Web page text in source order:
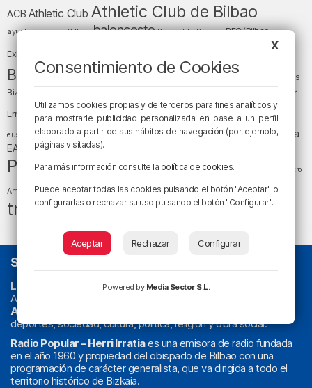
ACB Athletic Club Athletic Club de Bilbao
ayuntamiento de Bilbao baloncesto Barakaldo Basauri BEC (Bilbao
Exhibition Center) Bizkaia
Bizkaia y sus comarcas Copa del Rey cultura
Cáritas
Bizkaia
Diócesis de Bilbao el tiempo Enkarterri
Ernesto Valverde Ertzaintza Euskadi (País Vasco)
euskera fiestas fútbol Gobierno vasco juanma jubera LaLiga LaLiga
EA Sports Liga Endesa
Política religión San Mamés sociedadsucesos Teatro
Arriaga tiempotiempo atmosféricotráfico
tráfico en Bizkaia
SOBRE NOSOTROS
La radio sin cadenas. Desde 1960 haciendo radio en Bilbao.
Actualidad y
Athletic
deportes, sociedad, cultura, política, religión y obra social.
Radio Popular – Herri Irratiaes una emisora de radio fundada
en el año 1960 y propiedad del obispado de Bilbao con una
programación de carácter generalista, que va dirigida a todo el
territorio histórico de Bizkaia.
X
Consentimiento de Cookies
Utilizamos cookies propias y de terceros para fines analíticos y
para mostrarle publicidad personalizada en base a un perfil
elaborado a partir de sus hábitos de navegación (por ejemplo,
páginas visitadas).
Para más información consulte la política de cookies.
Puede aceptar todas las cookies pulsando el botón "Aceptar" o
configurarlas o rechazar su uso pulsando el botón "Configurar".
Aceptar Rechazar Configurar
Powered by Media Sector S.L.